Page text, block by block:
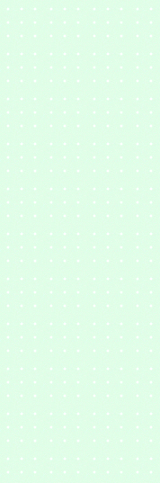
OPITEC - A